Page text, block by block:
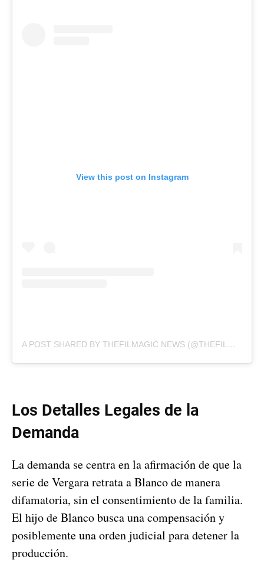
View this post on Instagram
A POST SHARED BY THEFILMAGIC NEWS (@THEFILMAGICNEWS)
Los Detalles Legales de la
Demanda
La demanda se centra en la afirmación de que la
serie de Vergara retrata a Blanco de manera
difamatoria, sin el consentimiento de la familia.
El hijo de Blanco busca una compensación y
posiblemente una orden judicial para detener la
producción.